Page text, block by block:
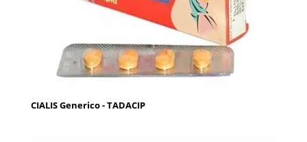
CIALIS Generico - TADACIP